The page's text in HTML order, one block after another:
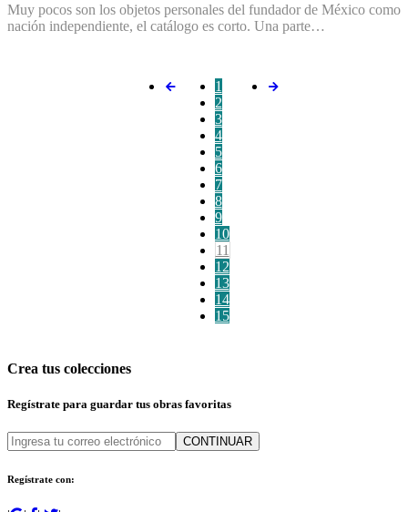
Muy pocos son los objetos personales del fundador de México como
nación independiente, el catálogo es corto. Una parte…
1
2
3
4
5
6
7
8
9
10
11
12
13
14
15
Crea tus colecciones
Regístrate para guardar tus obras favoritas
CONTINUAR
Regístrate con: